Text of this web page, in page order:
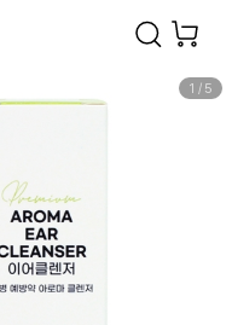
1 / 5